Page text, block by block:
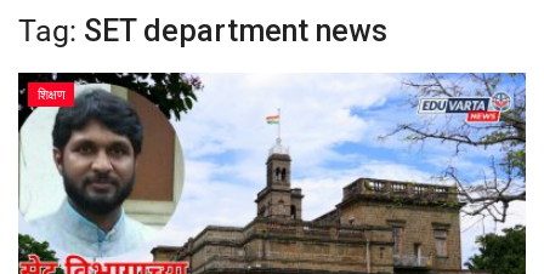
Contact
शिक्षण
स्पर्धा परीक्षा
युथ
Tag: SET department news
शिक्षण